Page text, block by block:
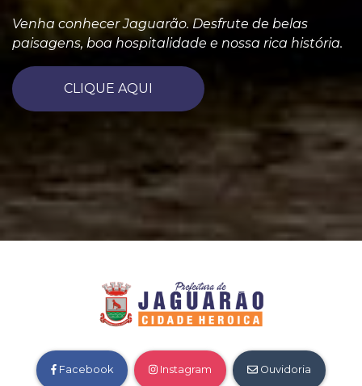
Venha conhecer Jaguarão. Desfrute de belas
paisagens, boa hospitalidade e nossa rica história.
CLIQUE AQUI
Facebook Instagram Ouvidoria